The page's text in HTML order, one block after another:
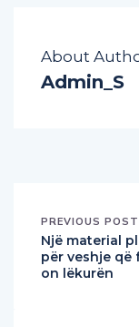
About
Admin_S
PREVIOUS POST
Një material
për veshje që
on lëkurën